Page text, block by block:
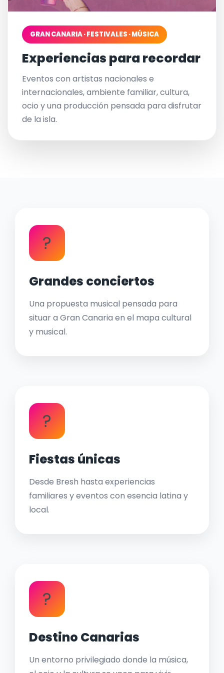
GRAN CANARIA · FESTIVALES · MÚSICA
Experiencias para recordar
Eventos con artistas nacionales e
internacionales, ambiente familiar, cultura,
ocio y una producción pensada para disfrutar
de la isla.
?
Grandes conciertos
Una propuesta musical pensada para
situar a Gran Canaria en el mapa cultural
y musical.
?
Fiestas únicas
Desde Bresh hasta experiencias
familiares y eventos con esencia latina y
local.
?
Destino Canarias
Un entorno privilegiado donde la música,